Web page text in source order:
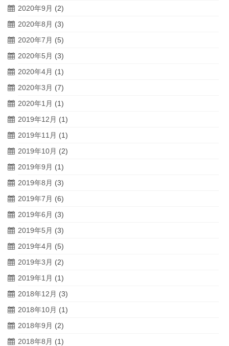
2020年9月 (2)
2020年8月 (3)
2020年7月 (5)
2020年5月 (3)
2020年4月 (1)
2020年3月 (7)
2020年1月 (1)
2019年12月 (1)
2019年11月 (1)
2019年10月 (2)
2019年9月 (1)
2019年8月 (3)
2019年7月 (6)
2019年6月 (3)
2019年5月 (3)
2019年4月 (5)
2019年3月 (2)
2019年1月 (1)
2018年12月 (3)
2018年10月 (1)
2018年9月 (2)
2018年8月 (1)